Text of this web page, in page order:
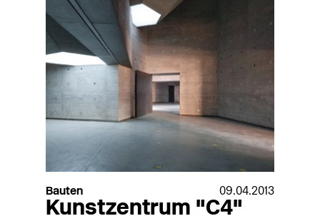
Bauten 09.04.2013
Kunstzentrum "C4"